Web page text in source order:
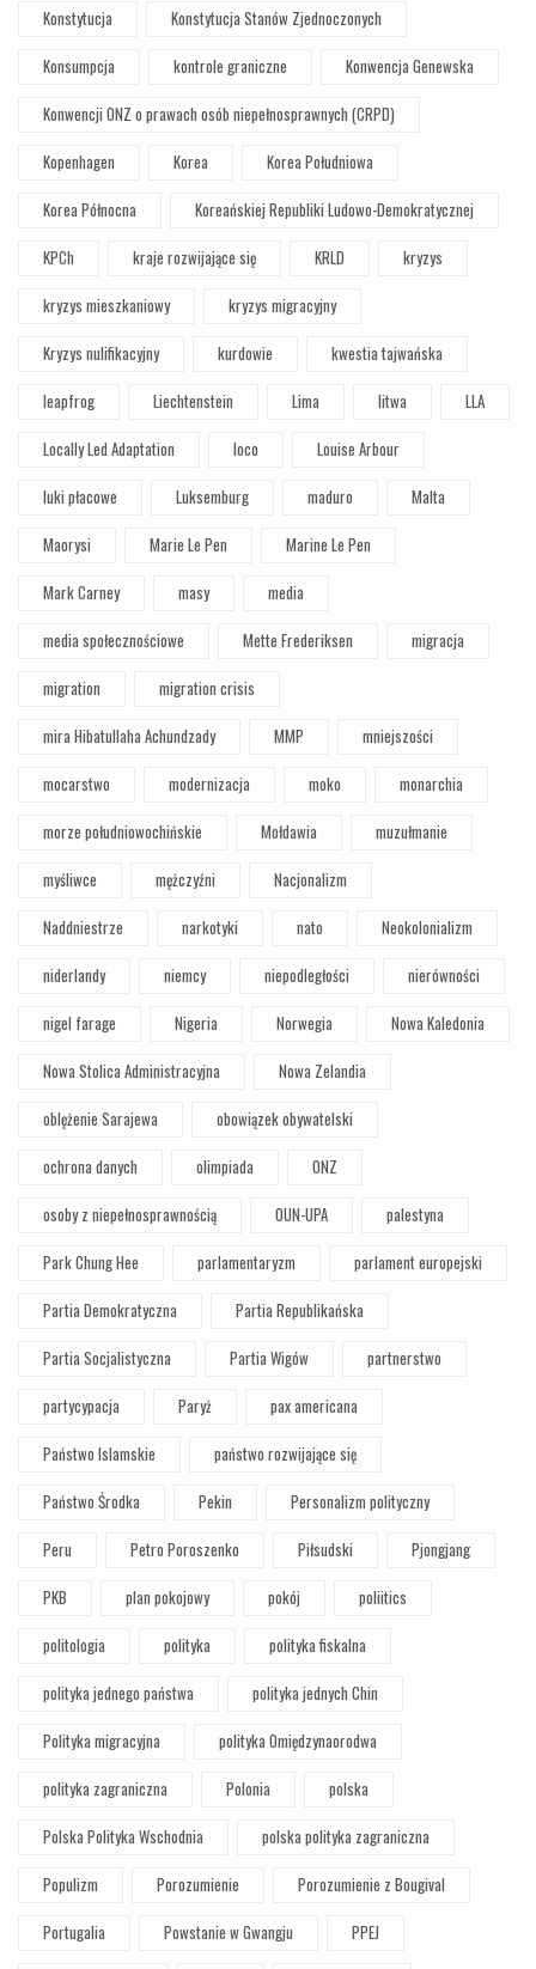
Konstytucja
Konstytucja Stanów Zjednoczonych
Konsumpcja
kontrole graniczne
Konwencja Genewska
Konwencji ONZ o prawach osób niepełnosprawnych (CRPD)
Kopenhagen
Korea
Korea Południowa
Korea Północna
Koreańskiej Republiki Ludowo-Demokratycznej
KPCh
kraje rozwijające się KRLD
kryzys
kryzys mieszkaniowy
kryzys migracyjny
Kryzys nulifikacyjny
kurdowie
kwestia tajwańska
leapfrog
Liechtenstein Lima litwa
LLA
Locally Led Adaptation
loco
Louise Arbour
luki płacowe
Luksemburg maduro
Malta
Maorysi
Marie Le Pen
Marine Le Pen
Mark Carney
masy
media
media społecznościowe
Mette Frederiksen
migracja
migration
migration crisis
mira Hibatullaha Achundzady
MMP
mniejszości
mocarstwo
modernizacja moko
monarchia
morze południowochińskie
Mołdawia
muzułmanie
myśliwce
mężczyźni
Nacjonalizm
Naddniestrze
narkotyki nato
Neokolonializm
niderlandy
niemcy niepodległości
nierówności
nigel farage
Nigeria Norwegia
Nowa Kaledonia
Nowa Stolica Administracyjna
Nowa Zelandia
oblężenie Sarajewa
obowiązek obywatelski
ochrona danych
olimpiada
ONZ
osoby z niepełnosprawnością
OUN-UPA
palestyna
Park Chung Hee
parlamentaryzm
parlament europejski
Partia Demokratyczna
Partia Republikańska
Partia Socjalistyczna
Partia Wigów
partnerstwo
partycypacja
Paryż
pax americana
Państwo Islamskie
państwo rozwijające się
Państwo Środka
Pekin
Personalizm polityczny
Peru
Petro Poroszenko Piłsudski
Pjongjang
PKB
plan pokojowy pokój
poliitics
politologia
polityka
polityka fiskalna
polityka jednego państwa
polityka jednych Chin
Polityka migracyjna
polityka Omiędzynaorodwa
polityka zagraniczna
Polonia
polska
Polska Polityka Wschodnia
polska polityka zagraniczna
Populizm
Porozumienie
Porozumienie z Bougival
Portugalia
Powstanie w Gwangju
PPEJ